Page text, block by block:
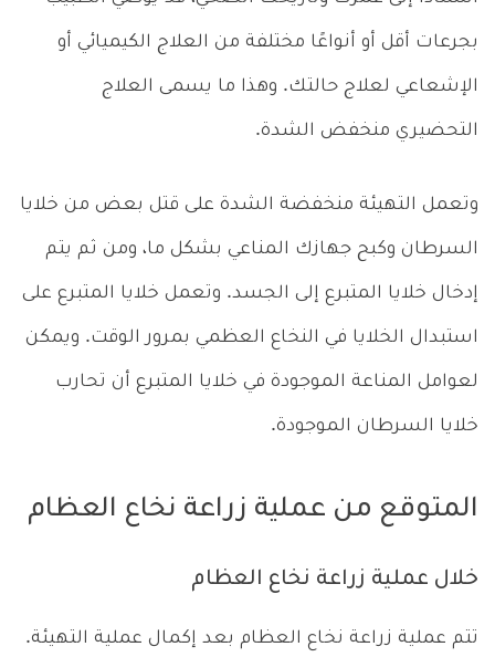
بجرعات أقل أو أنواعًا مختلفة من العلاج الكيميائي أو
الإشعاعي لعلاج حالتك. وهذا ما يسمى العلاج
التحضيري منخفض الشدة.
وتعمل التهيئة منخفضة الشدة على قتل بعض من خلايا
السرطان وكبح جهازك المناعي بشكل ما، ومن ثم يتم
إدخال خلايا المتبرع إلى الجسد. وتعمل خلايا المتبرع على
استبدال الخلايا في النخاع العظمي بمرور الوقت. ويمكن
لعوامل المناعة الموجودة في خلايا المتبرع أن تحارب
خلايا السرطان الموجودة.
المتوقع من عملية زراعة نخاع العظام
خلال عملية زراعة نخاع العظام
تتم عملية زراعة نخاع العظام بعد إكمال عملية التهيئة.